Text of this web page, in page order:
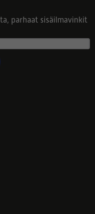
parhaat sisäilmavinkit